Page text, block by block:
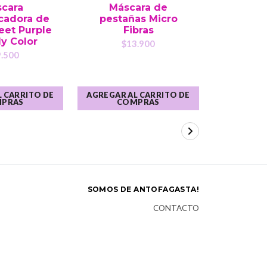
de
Purple
Color
CARRITO DE
Máscara de
pestañas Micro
Fibras
$13.900
AGREGAR AL CARRITO DE
COMPRAS
SOMOS DE ANTOFAGASTA!
CONTACTO